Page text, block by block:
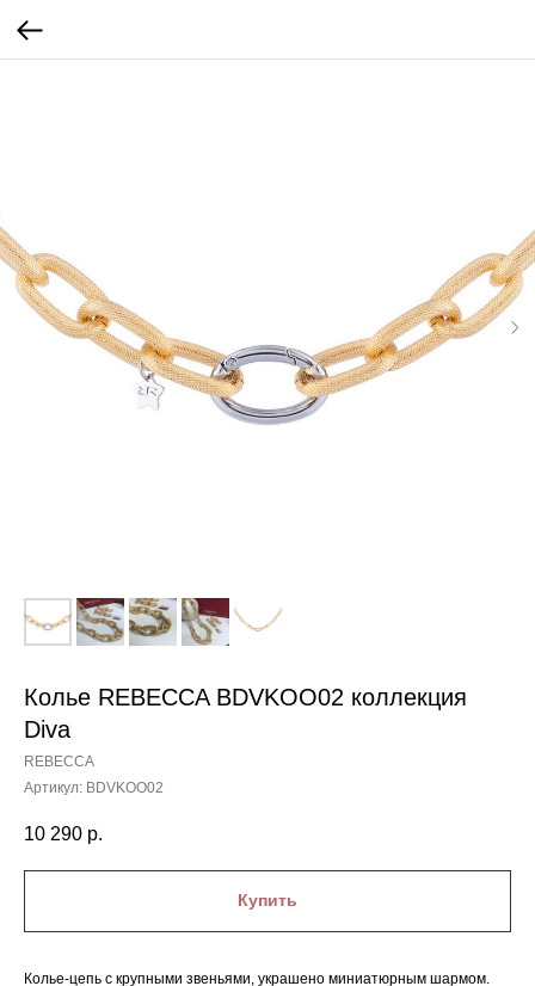
Колье REBECCA BDVKOO02 коллекция
Diva
REBECCA
Артикул: BDVKOO02
10 290 р.
Купить
Колье-цепь с крупными звеньями, украшено миниатюрным шармом.